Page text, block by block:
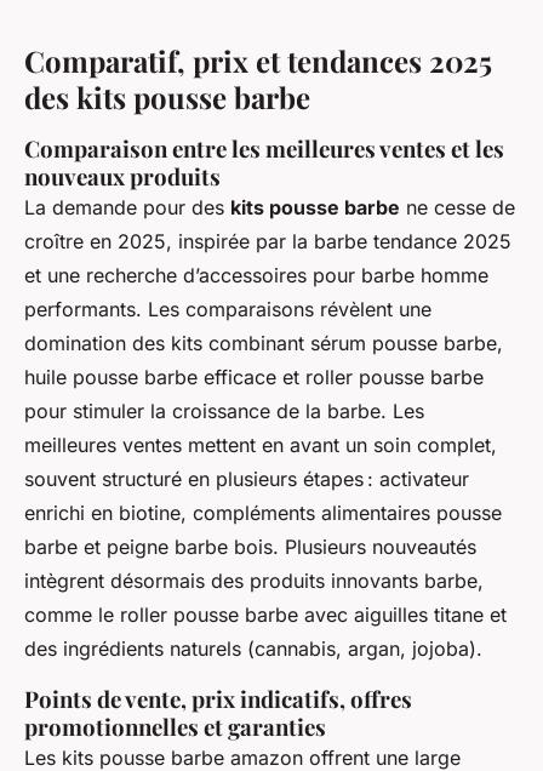
Comparatif, prix et tendances 2025
des kits pousse barbe
Comparaison entre les meilleures ventes et les
nouveaux produits
La demande pour des kits pousse barbe ne cesse de
croître en 2025, inspirée par la barbe tendance 2025
et une recherche d’accessoires pour barbe homme
performants. Les comparaisons révèlent une
domination des kits combinant sérum pousse barbe,
huile pousse barbe efficace et roller pousse barbe
pour stimuler la croissance de la barbe. Les
meilleures ventes mettent en avant un soin complet,
souvent structuré en plusieurs étapes : activateur
enrichi en biotine, compléments alimentaires pousse
barbe et peigne barbe bois. Plusieurs nouveautés
intègrent désormais des produits innovants barbe,
comme le roller pousse barbe avec aiguilles titane et
des ingrédients naturels (cannabis, argan, jojoba).
Points de vente, prix indicatifs, offres
promotionnelles et garanties
Les kits pousse barbe amazon offrent une large